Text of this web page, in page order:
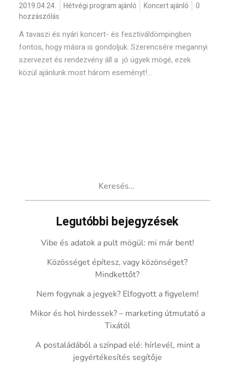
2019.04.24. Hétvégi program ajánló Koncert ajánló
0
hozzászólás
A tavaszi és nyári koncert- és fesztiváldömpingben
fontos, hogy másra is gondoljuk. Szerencsére megannyi
szervezet és rendezvény áll a jó ügyek mögé, ezek
közül ajánlunk most három eseményt!...
Legutóbbi bejegyzések
Vibe és adatok a pult mögül: mi már bent!
Közösséget építesz, vagy közönséget?
Mindkettőt?
Nem fogynak a jegyek? Elfogyott a figyelem!
Mikor és hol hirdessek? – marketing útmutató a
Tixától
A postaládából a színpad elé: hírlevél, mint a
jegyértékesítés segítője